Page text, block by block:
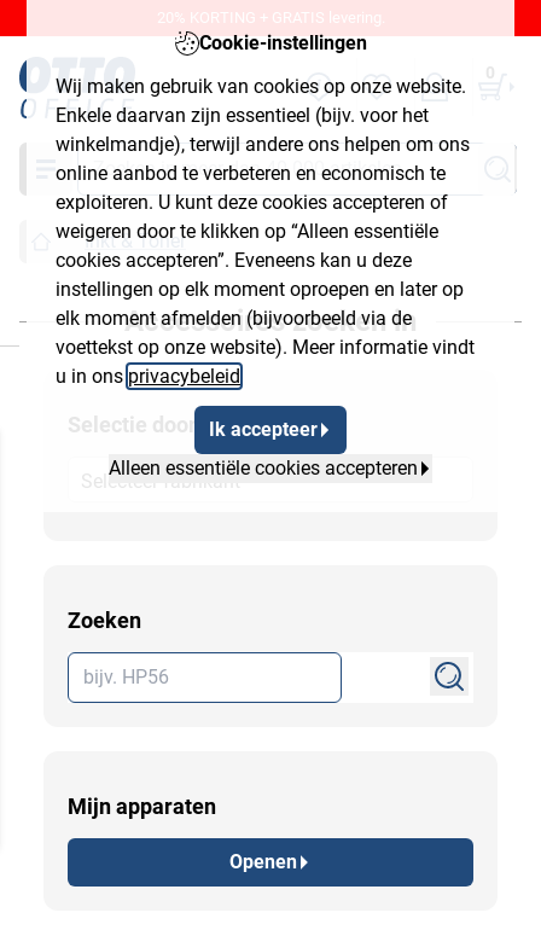
Cookie-instellingen
Wij maken gebruik van cookies op onze website.
Enkele daarvan zijn essentieel (bijv. voor het
winkelmandje), terwijl andere ons helpen om ons
online aanbod te verbeteren en economisch te
exploiteren. U kunt deze cookies accepteren of
weigeren door te klikken op “Alleen essentiële
cookies accepteren”. Eveneens kan u deze
instellingen op elk moment oproepen en later op
elk moment afmelden (bijvoorbeeld via de
voettekst op onze website). Meer informatie vindt
u in ons privacybeleid
Ik accepteer
Alleen essentiële cookies accepteren
20% KORTING + GRATIS levering.
0
Zoeken
Inkt & Toner
Accessoires zoeken in
Selectie door
Selecteer fabrikant
Zoeken
Mijn apparaten
Openen